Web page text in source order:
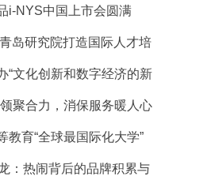
i-NYS中国上市会圆满
岛研究院打造国际人才培
“文化创新和数字经济的新
聚合力，消保服务暖人心
教育“全球最国际化大学”
：热闹背后的品牌积累与